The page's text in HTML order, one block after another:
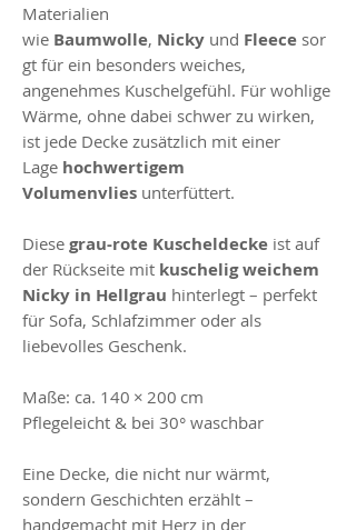
Materialien
wie Baumwolle, Nicky und Fleece sor
gt für ein besonders weiches,
angenehmes Kuschelgefühl. Für wohlige
Wärme, ohne dabei schwer zu wirken,
ist jede Decke zusätzlich mit einer
Lage hochwertigem
Volumenvlies unterfüttert.
Diese grau-rote Kuscheldecke ist auf
der Rückseite mit kuschelig weichem
Nicky in Hellgrau hinterlegt – perfekt
für Sofa, Schlafzimmer oder als
liebevolles Geschenk.
Maße: ca. 140 × 200 cm
Pflegeleicht & bei 30° waschbar
Eine Decke, die nicht nur wärmt,
sondern Geschichten erzählt –
handgemacht mit Herz in der